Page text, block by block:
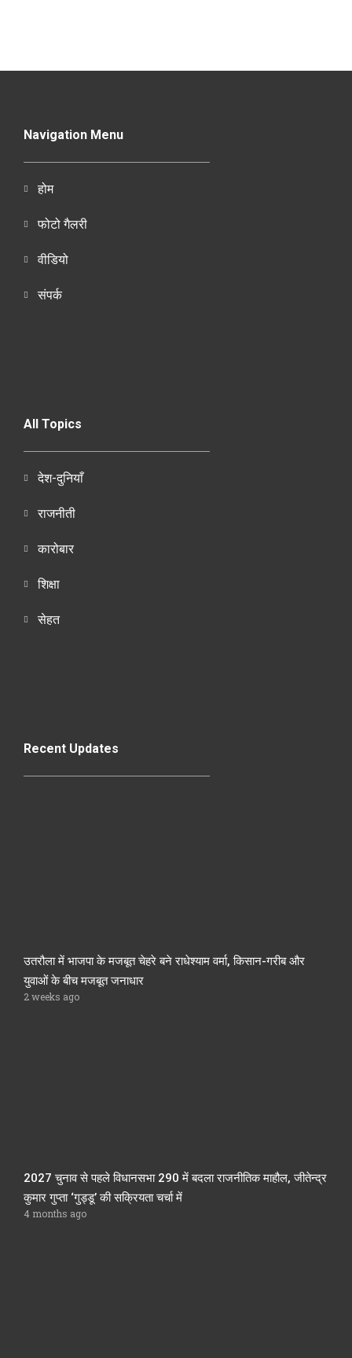
Navigation Menu
होम
फोटो गैलरी
वीडियो
संपर्क
All Topics
देश-दुनियाँ
राजनीती
कारोबार
शिक्षा
सेहत
Recent Updates
उतरौला में भाजपा के मजबूत चेहरे बने राधेश्याम वर्मा, किसान-गरीब और
युवाओं के बीच मजबूत जनाधार
2 weeks ago
2027 चुनाव से पहले विधानसभा 290 में बदला राजनीतिक माहौल, जीतेन्द्र
कुमार गुप्ता ‘गुड्डू’ की सक्रियता चर्चा में
4 months ago